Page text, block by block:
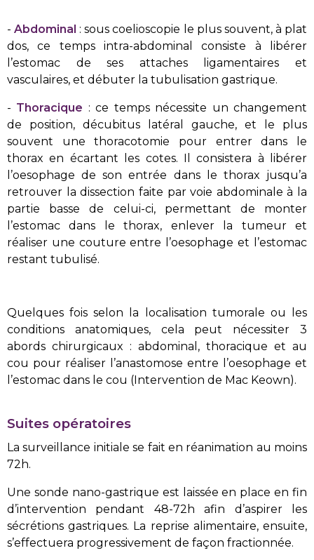
-Abdominal : sous coelioscopie le plus souvent, à plat
dos, ce temps intra-abdominal consiste à libérer
l’estomac de ses attaches ligamentaires et
vasculaires, et débuter la tubulisation gastrique.
- Thoracique : ce temps nécessite un changement
de position, décubitus latéral gauche, et le plus
souvent une thoracotomie pour entrer dans le
thorax en écartant les cotes. Il consistera à libérer
l’oesophage de son entrée dans le thorax jusqu’a
retrouver la dissection faite par voie abdominale à la
partie basse de celui-ci, permettant de monter
l’estomac dans le thorax, enlever la tumeur et
réaliser une couture entre l’oesophage et l’estomac
restant tubulisé.
Quelques fois selon la localisation tumorale ou les
conditions anatomiques, cela peut nécessiter 3
abords chirurgicaux : abdominal, thoracique et au
cou pour réaliser l’anastomose entre l’oesophage et
l’estomac dans le cou (Intervention de Mac Keown).
Suites opératoires
La surveillance initiale se fait en réanimation au moins
72h.
Une sonde nano-gastrique est laissée en place en fin
d’intervention pendant 48-72h afin d’aspirer les
sécrétions gastriques. La reprise alimentaire, ensuite,
s’effectuera progressivement de façon fractionnée.